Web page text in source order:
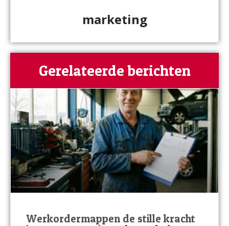
marketing
Gerelateerde berichten
Werkordermappen de stille kracht